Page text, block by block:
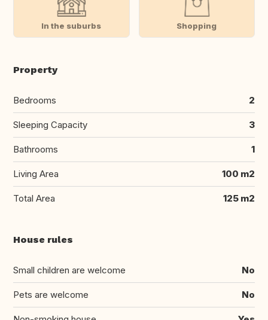
In the suburbs Shopping
Property
Bedrooms 2
Sleeping Capacity 3
Bathrooms 1
Living Area 100 m2
Total Area 125 m2
House rules
Small children are welcome No
Pets are welcome No